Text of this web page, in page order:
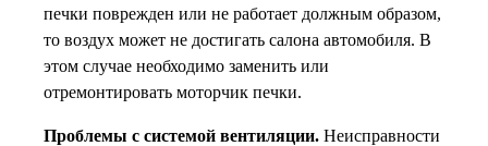
печки поврежден или не работает должным образом,
то воздух может не достигать салона автомобиля. В
этом случае необходимо заменить или
отремонтировать моторчик печки.
Проблемы с системой вентиляции. Неисправности